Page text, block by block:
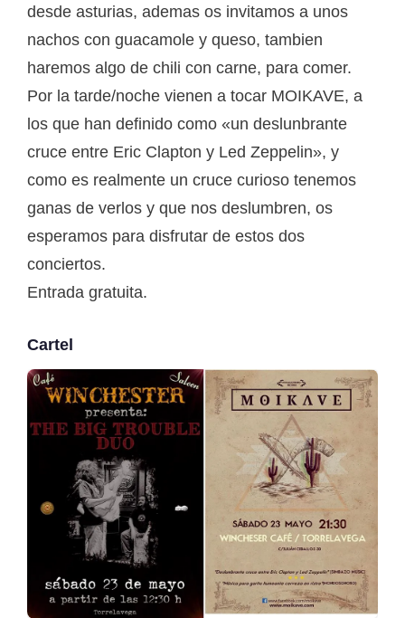
desde asturias, ademas os invitamos a unos
nachos con guacamole y queso, tambien
haremos algo de chili con carne, para comer.
Por la tarde/noche vienen a tocar MOIKAVE, a
los que han definido como «un deslunbrante
cruce entre Eric Clapton y Led Zeppelin», y
como es realmente un cruce curioso tenemos
ganas de verlos y que nos deslumbren, os
esperamos para disfrutar de estos dos
conciertos.
Entrada gratuita.
Cartel